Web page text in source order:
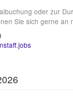
oder zur
Sie sich gerne an